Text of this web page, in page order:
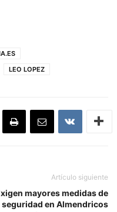
LEO LOPEZ
Artículo siguiente
mayores medidas de
seguridad en Almendricos